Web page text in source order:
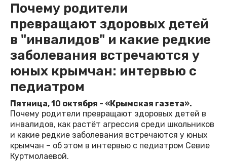
Почему родители
превращают здоровых детей
в "инвалидов" и какие редкие
заболевания встречаются у
юных крымчан: интервью с
педиатром
Пятница, 10 октября - «Крымская газета».
Почему родители превращают здоровых детей в
инвалидов, как растёт агрессия среди школьников
и какие редкие заболевания встречаются у юных
крымчан – об этом в интервью с педиатром Севие
Куртмолаевой.